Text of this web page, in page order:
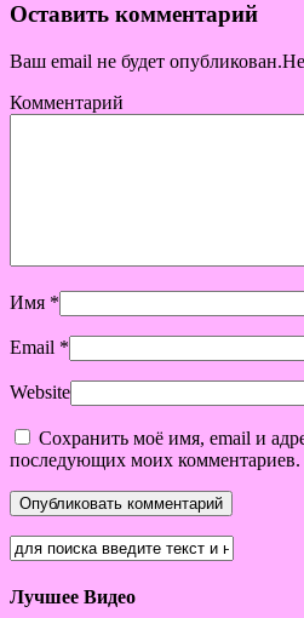
Оставить комментарий
Ваш email не будет
Комментарий
Имя *
Email *
Website
Сохранить моё имя, email и
последующих моих комментариев.
Лучшее Видео